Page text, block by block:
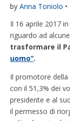
by Anna Toniolo •
Il 16 aprile 2017
riguardo ad
trasformare il
uomo”.
Il promotore
con il 51,3% dei
presidente e al
il permesso di